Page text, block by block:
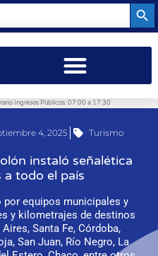
Ingresos Públicos: 07:00 a 17:30
4, 2025 Turismo
instaló señalética
todo el país
equipos municipales y
y kilometrajes de destinos
Santa Fe, Córdoba,
San Juan, Río Negro, La